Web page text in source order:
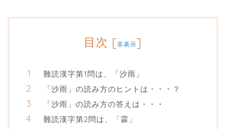
目次 [非表示]
難読漢字第1問は、「沙雨」
「沙雨」の読み方のヒントは・・・？
「沙雨」の読み方の答えは・・・
難読漢字第2問は、「霖」